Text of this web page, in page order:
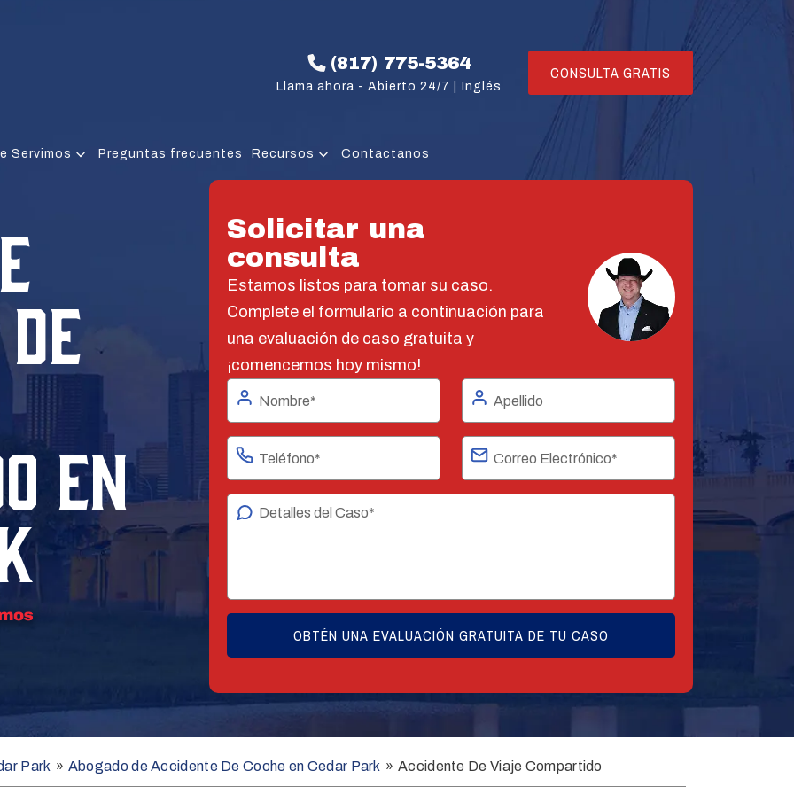
(817) 775-5364
Llama ahora - Abierto 24/7 | Inglés
CONSULTA GRATIS
Servimos Preguntas frecuentes Recursos Contactanos
EN
Solicitar una
consulta
Estamos listos para tomar su caso.
Complete el formulario a continuación para
una evaluación de caso gratuita y
¡comencemos hoy mismo!
Park » Abogado de Accidente De Coche en Cedar Park » Accidente De Viaje Compartido